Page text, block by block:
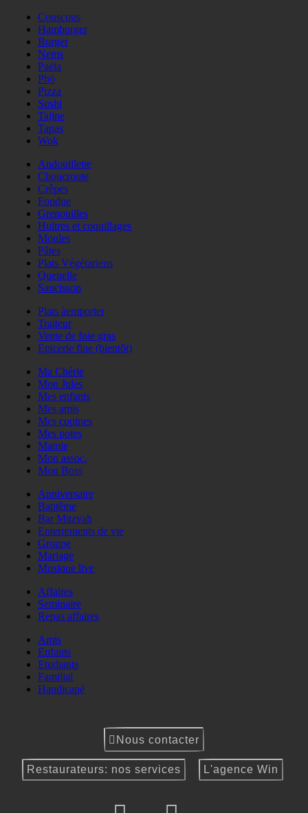
Couscous
Hamburger
Burger
Nems
Paëla
Phö
Pizza
Sushi
Tajine
Tapas
Wok
Andouillette
Choucroute
Crêpes
Fondue
Grenouilles
Huitres et coquillages
Moules
Pâtes
Plats Végétariens
Quenelle
Saucisson
Plats àemporter
Traiteur
Vente de foie gras
Epicerie fine (bientôt)
Ma Chérie
Mon Jules
Mes enfants
Mes amis
Mes copines
Mes potes
Mamie
Mon assoc.
Mon Boss
Anniversaire
Baptême
Bar Mitzvah
Enterrements de vie
Groupe
Mariage
Musique live
Affaires
Seminaire
Repas affaires
Amis
Enfants
Etudiants
Familial
Handicapé
Nous contacter
Restaurateurs: nos services L'agence Win